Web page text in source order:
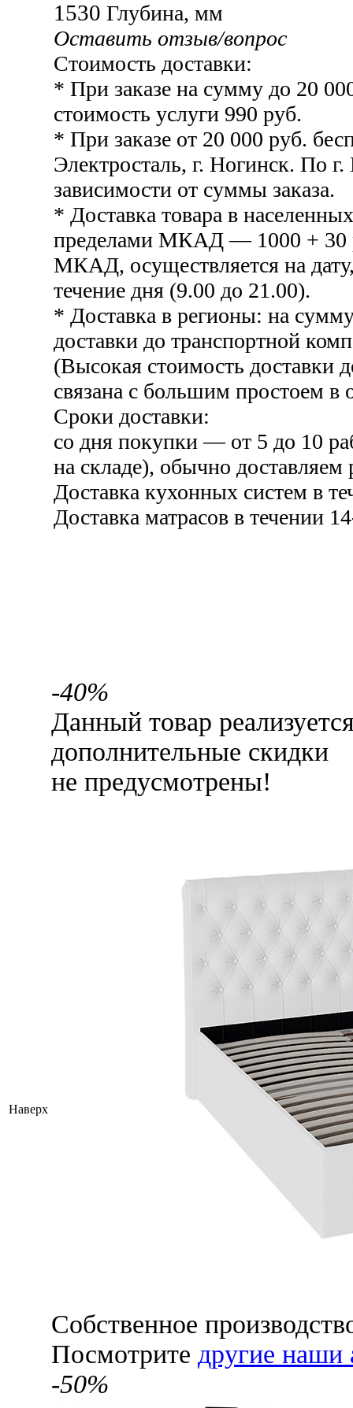
Наверх
1530 Глубина, мм
Оставить отзыв/вопрос
Стоимость доставки:
* При заказе на сумму до 20
стоимость услуги 990 руб.
* При заказе от 20 000 руб.
Электросталь, г. Ногинск. По г.
зависимости от суммы заказа.
* Доставка товара в
пределами МКАД — 1000 + 30
МКАД, осуществляется на
течение дня (9.00 до 21.00).
* Доставка в регионы: на
доставки до транспортной
(Высокая стоимость доставки
связана с большим простоем в
Сроки доставки:
со дня покупки — от 5 до 10
на складе), обычно
Доставка кухонных систем в
Доставка матрасов в течении
-40%
Данный товар
дополнительные скидки
не предусмотрены!
Собственное
Посмотрите другие наши
-50%